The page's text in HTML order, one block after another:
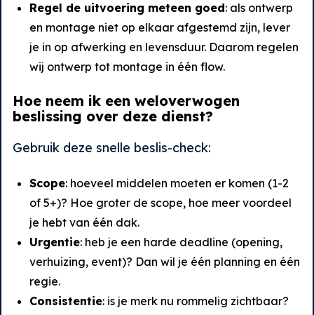
Regel de uitvoering meteen goed: als ontwerp
en montage niet op elkaar afgestemd zijn, lever
je in op afwerking en levensduur. Daarom regelen
wij ontwerp tot montage in één flow.
Hoe neem ik een weloverwogen
beslissing over deze dienst?
Gebruik deze snelle beslis-check:
Scope: hoeveel middelen moeten er komen (1-2
of 5+)? Hoe groter de scope, hoe meer voordeel
je hebt van één dak.
Urgentie: heb je een harde deadline (opening,
verhuizing, event)? Dan wil je één planning en één
regie.
Consistentie: is je merk nu rommelig zichtbaar?